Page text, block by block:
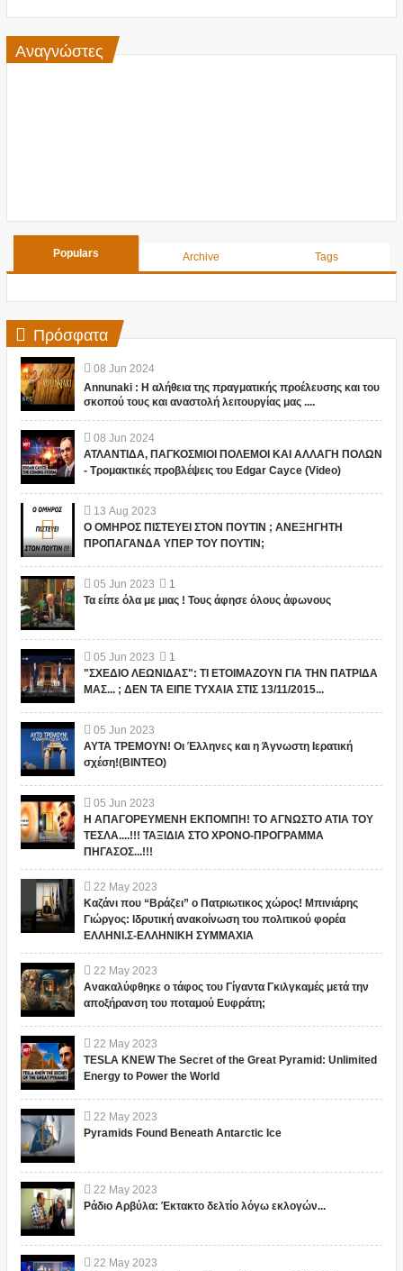
Αναγνώστες
Populars Archive Tags
Πρόσφατα
08 Jun 2024
Annunaki : Η αλήθεια της πραγματικής προέλευσης και του
σκοπού τους και αναστολή λειτουργίας μας ....
08 Jun 2024
ΑΤΛΑΝΤΙΔΑ, ΠΑΓΚΟΣΜΙΟΙ ΠΟΛΕΜΟΙ ΚΑΙ ΑΛΛΑΓΗ ΠΟΛΩΝ
- Τρομακτικές προβλέψεις του Edgar Cayce (Video)
13 Aug 2023
Ο ΟΜΗΡΟΣ ΠΙΣΤΕΥΕΙ ΣΤΟΝ ΠΟΥΤΙΝ ; ΑΝΕΞΗΓΗΤΗ
ΠΡΟΠΑΓΑΝΔΑ ΥΠΕΡ ΤΟΥ ΠΟΥΤΙΝ;
05 Jun 2023
1
Τα είπε όλα με μιας ! Τους άφησε όλους άφωνους
05 Jun 2023
1
"ΣΧΕΔΙΟ ΛΕΩΝΙΔΑΣ": ΤΙ ΕΤΟΙΜΑΖΟΥΝ ΓΙΑ ΤΗΝ ΠΑΤΡΙΔΑ
ΜΑΣ... ; ΔΕΝ ΤΑ ΕΙΠΕ ΤΥΧΑΙΑ ΣΤΙΣ 13/11/2015...
05 Jun 2023
ΑΥΤΑ ΤΡΕΜΟΥΝ! Οι Έλληνες και η Άγνωστη Ιερατική
σχέση!(ΒΙΝΤΕΟ)
05 Jun 2023
Η ΑΠΑΓΟΡΕΥΜΕΝΗ ΕΚΠΟΜΠΗ! ΤΟ ΑΓΝΩΣΤΟ ΑΤΙΑ ΤΟΥ
ΤΕΣΛΑ....!!! ΤΑΞΙΔΙΑ ΣΤΟ ΧΡΟΝΟ-ΠΡΟΓΡΑΜΜΑ
ΠΗΓΑΣΟΣ...!!!
22 May 2023
Καζάνι που “Βράζει” ο Πατριωτικος χώρος! Μπινιάρης
Γιώργος: Ιδρυτική ανακοίνωση του πολιτικού φορέα
ΕΛΛΗΝΙ.Σ-ΕΛΛΗΝΙΚΗ ΣΥΜΜΑΧΙΑ
22 May 2023
Ανακαλύφθηκε ο τάφος του Γίγαντα Γκιλγκαμές μετά την
αποξήρανση του ποταμού Ευφράτη;
22 May 2023
TESLA KNEW The Secret of the Great Pyramid: Unlimited
Energy to Power the World
22 May 2023
Pyramids Found Beneath Antarctic Ice
22 May 2023
Ράδιο Αρβύλα: Έκτακτο δελτίο λόγω εκλογών...
22 May 2023